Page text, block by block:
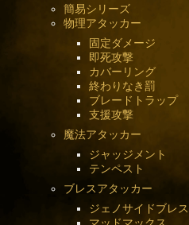
簡易シリーズ
物理アタッカー
固定ダメージ
即死攻撃
カバーリング
終わりなき罰
ブレードトラップ
支援攻撃
魔法アタッカー
ジャッジメント
テンペスト
ブレスアタッカー
ジェノサイドブレス